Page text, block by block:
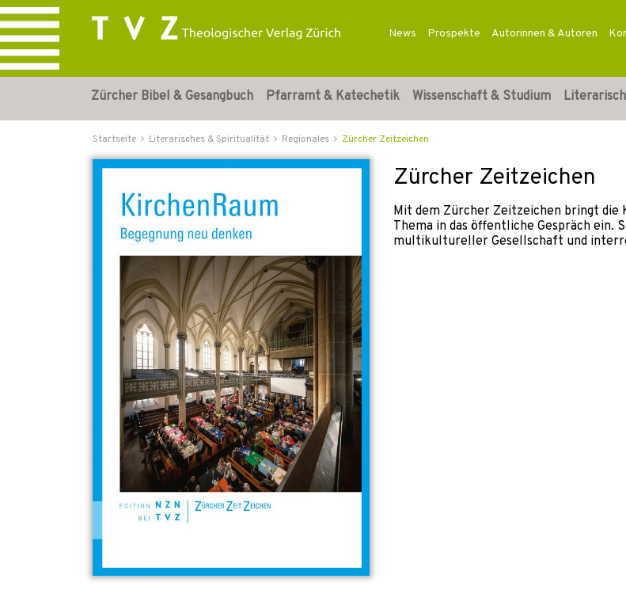
News Prospekte Autorinnen & Autoren
Zürcher Bibel & Gesangbuch Pfarramt & Katechetik Wissenschaft & Studium
Startseite Literarisches & Spiritualität Regionales Zürcher Zeitzeichen
Zürcher Zeitzeichen
Mit dem Zürcher Zeitzeichen bringt die
Thema in das öffentliche Gespräch ein.
multikultureller Gesellschaft und